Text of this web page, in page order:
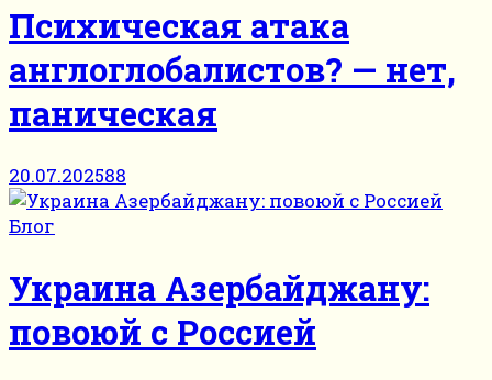
Психическая атака
англоглобалистов? — нет,
паническая
20.07.202588
Блог
Украина Азербайджану:
повоюй с Россией